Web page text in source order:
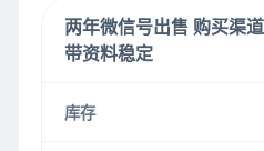
两年微信号出售 购买渠
带资料稳定